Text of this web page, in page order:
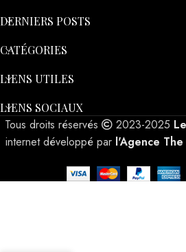
DERNIERS POSTS
CATÉGORIES
LIENS UTILES
LIENS SOCIAUX
Tous droits réservés 2023-2025
internet développé par l'Agence